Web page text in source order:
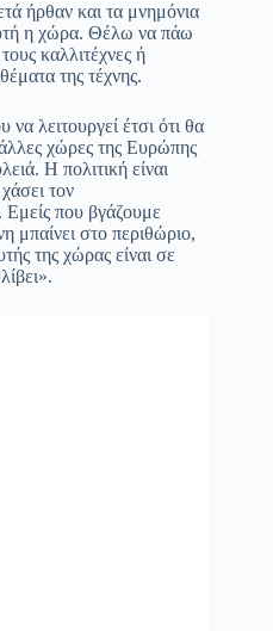
ήρθαν και τα μνημόνια
η χώρα. Θέλω να πάω
καλλιτέχνες ή
της τέχνης.
λειτουργεί έτσι ότι θα
χώρες της Ευρώπης
Η πολιτική είναι
τον
Εμείς που βγάζουμε
μπαίνει στο περιθώριο,
της χώρας είναι σε